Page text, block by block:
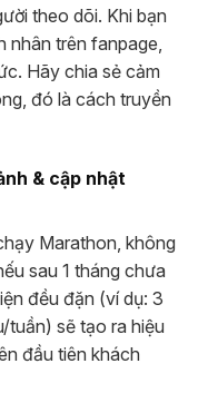
theo dõi. Khi bạn
nhân trên fanpage,
Hãy chia sẻ cảm
đó là cách truyền
& cập nhật
Marathon, không
sau 1 tháng chưa
đều đặn (ví dụ: 3
tuần) sẽ tạo ra hiệu
đầu tiên khách